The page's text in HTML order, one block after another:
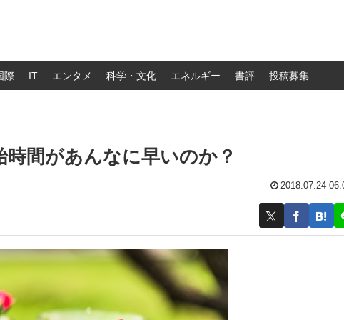
際 IT エンタメ 科学・文化 エネルギー 書評 投稿募集
間があんなに早いのか？
2018.07.24